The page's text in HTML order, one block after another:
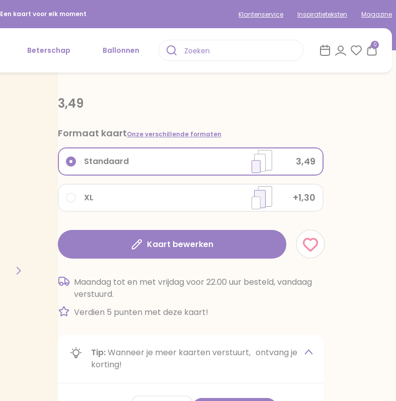
Een kaart voor elk moment Klantenservice Inspiratieteksten Magazine
Beterschap Ballonnen
0
3,49
Formaat kaartOnze verschillende formaten
XL +1,30
Standaard 3,49
Kaart bewerken
Maandag tot en met vrijdag voor 22.00 uur besteld, vandaag
verstuurd.
Verdien 5 punten met deze kaart!
Tip:Wanneer je meer kaarten verstuurt, ontvang je
korting!